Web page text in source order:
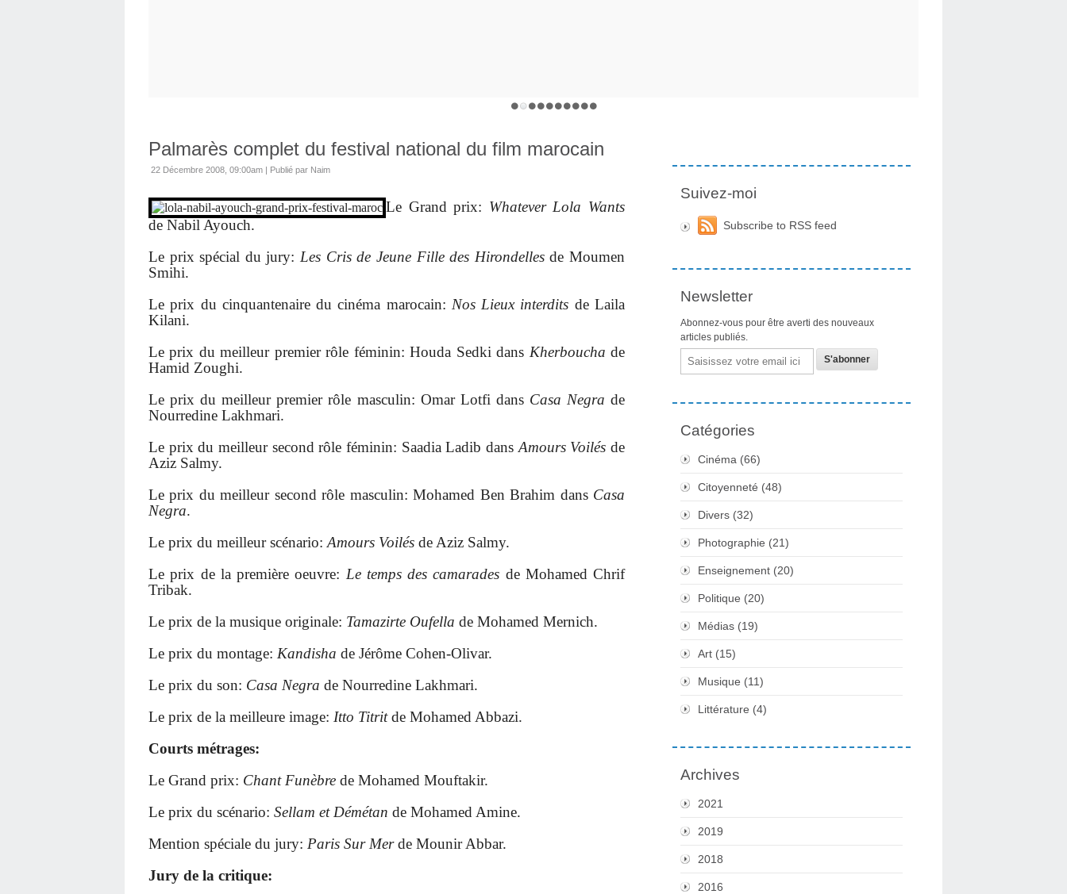
Palmarès complet du festival national du film marocain
22 Décembre 2008, 09:00am | Publié par Naim
Le Grand prix: Whatever Lola Wants
de Nabil Ayouch.
Le prix spécial du jury: Les Cris de Jeune Fille des Hirondellesde Moumen
Smihi.
Le prix du cinquantenaire du cinéma marocain: Nos Lieux interdits de Laila
Kilani.
Le prix du meilleur premier rôle féminin: Houda Sedki dans Kherboucha de
Hamid Zoughi.
Le prix du meilleur premier rôle masculin: Omar Lotfi dans Casa Negra de
Nourredine Lakhmari.
Le prix du meilleur second rôle féminin: Saadia Ladib dans Amours Voilés de
Aziz Salmy.
Le prix du meilleur second rôle masculin: Mohamed Ben Brahim dans Casa
Negra.
Le prix du meilleur scénario: Amours Voilés de Aziz Salmy.
Le prix de la première oeuvre: Le temps des camarades de Mohamed Chrif
Tribak.
Le prix de la musique originale: Tamazirte Oufella de Mohamed Mernich.
Le prix du montage: Kandisha de Jérôme Cohen-Olivar.
Le prix du son: Casa Negra de Nourredine Lakhmari.
Le prix de la meilleure image: Itto Titritde Mohamed Abbazi.
Courts métrages:
Le Grand prix: Chant Funèbre de Mohamed Mouftakir.
Le prix du scénario: Sellam et Démétan de Mohamed Amine.
Mention spéciale du jury: Paris Sur Merde Mounir Abbar.
Jury de la critique:
Suivez-moi
Subscribe to RSS feed
Newsletter
Abonnez-vous pour être averti des nouveaux
articles publiés.
Email
Catégories
Cinéma (66)
Citoyenneté (48)
Divers (32)
Photographie (21)
Enseignement (20)
Politique (20)
Médias (19)
Art (15)
Musique (11)
Littérature (4)
Archives
2021
2019
2018
2016